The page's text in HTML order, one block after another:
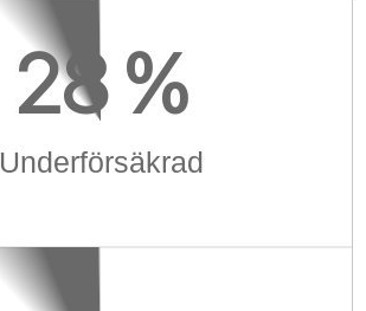
Underförsäkrad
28 %